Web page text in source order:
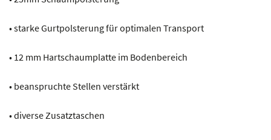
• starke Gurtpolsterung für optimalen Transport
• 12 mm Hartschaumplatte im Bodenbereich
• beanspruchte Stellen verstärkt
• diverse Zusatztaschen